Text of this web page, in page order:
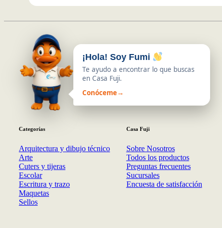
¡Hola! Soy Fumi
Te ayudo a encontrar lo que buscas
en Casa Fuji.
Conóceme→
Categorías
Arquitectura y dibujo técnico
Arte
Cuters y tijeras
Escolar
Escritura y trazo
Maquetas
Sellos
Casa Fuji
Sobre Nosotros
Todos los productos
Preguntas frecuentes
Sucursales
Encuesta de satisfacción